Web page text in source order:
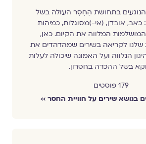
בתחושת הַחֶסֶר העולה בשל
כאב, אובדן, (אי-)מסוגלות, כמיהות
המלווה את הקיום. כאן,
שלנו לקריאה בשירים שמהדהדים את
הנלווה ועל האמונה שיכולה לעלות
בשל ההכרה בחסרון.
179 פוסטים
בנושא שירים על חוויית החסר ››